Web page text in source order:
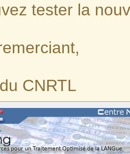
tester la
CNRTL